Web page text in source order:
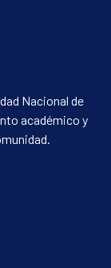
Nacional de
académico y